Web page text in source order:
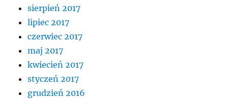
sierpień 2017
lipiec 2017
czerwiec 2017
maj 2017
kwiecień 2017
styczeń 2017
grudzień 2016